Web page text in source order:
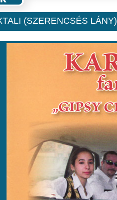
(SZERENCSÉS LÁNY)